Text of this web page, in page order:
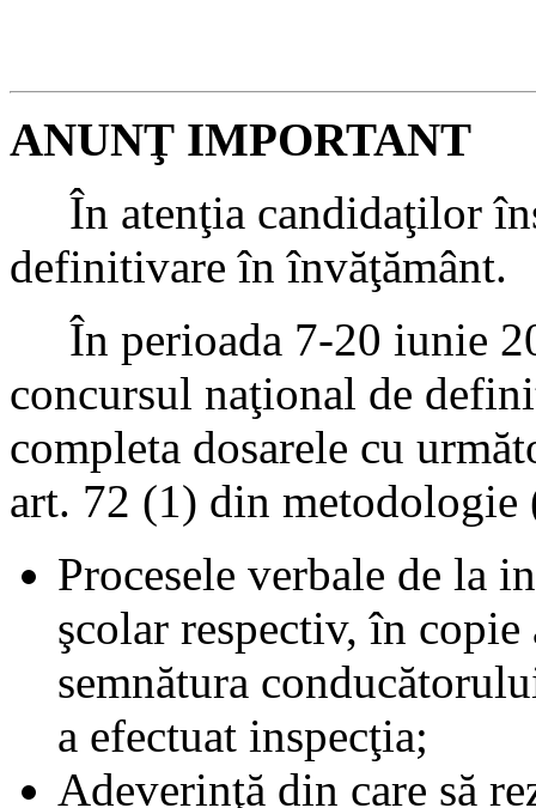
ANUNŢ IMPORTANT
În atenţia candidaţilor
definitivare în învăţământ.
În perioada 7-20 iunie
concursul naţional de
completa dosarele cu
art. 72 (1) din
Procesele verbale de la
şcolar respectiv, în
semnătura
a efectuat inspecţia;
Adeverinţă din care să